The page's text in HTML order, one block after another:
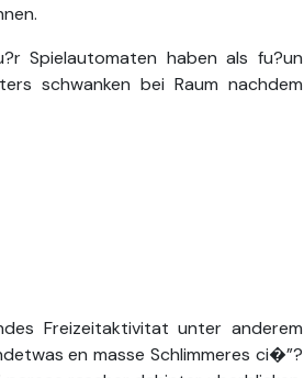
Spielautomaten haben als fu?un
schwanken bei Raum nachdem
Freizeitaktivitat unter anderem
en masse Schlimmeres ci�”?